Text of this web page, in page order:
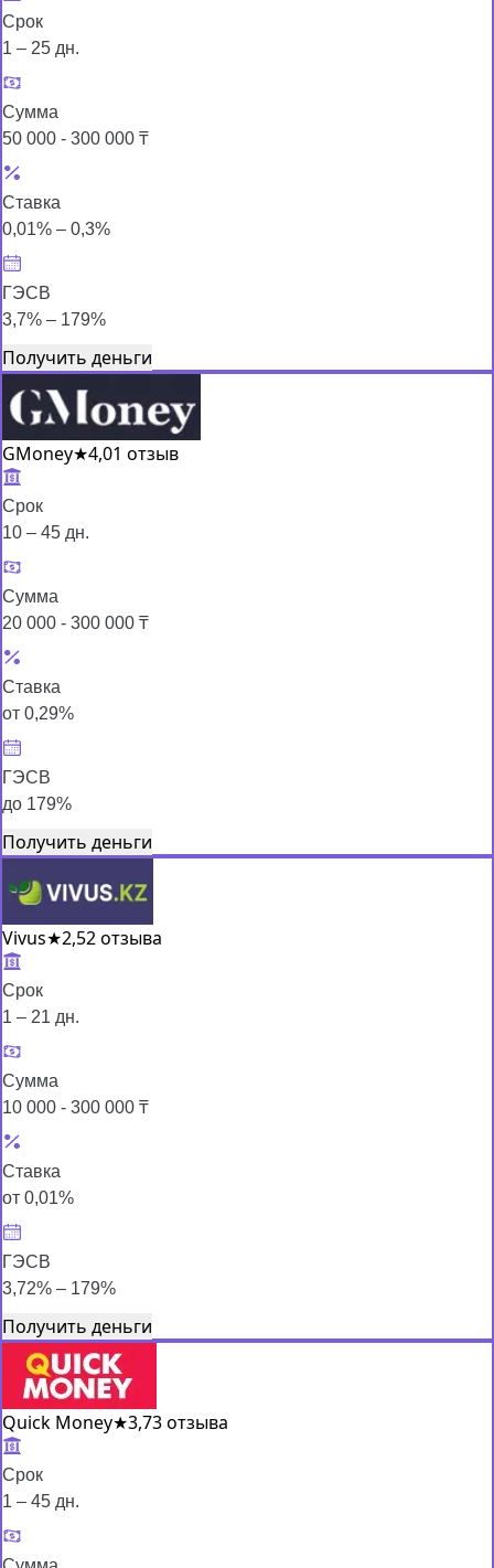
Срок
1 – 25 дн.
Сумма
50 000 - 300 000 ₸
Ставка
0,01% – 0,3%
ГЭСВ
3,7% – 179%
Получить деньги
GMoney★4,01 отзыв
Срок
10 – 45 дн.
Сумма
20 000 - 300 000 ₸
Ставка
от 0,29%
ГЭСВ
до 179%
Получить деньги
Vivus★2,52 отзыва
Срок
1 – 21 дн.
Сумма
10 000 - 300 000 ₸
Ставка
от 0,01%
ГЭСВ
3,72% – 179%
Получить деньги
Quick Money★3,73 отзыва
Срок
1 – 45 дн.